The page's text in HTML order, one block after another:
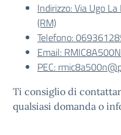
Indirizzo: Via Ugo
(RM)
Telefono:
Email:
PEC:
Ti consiglio di
qualsiasi domanda o